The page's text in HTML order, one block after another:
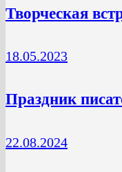
Творческая
18.05.2023
Праздник
22.08.2024